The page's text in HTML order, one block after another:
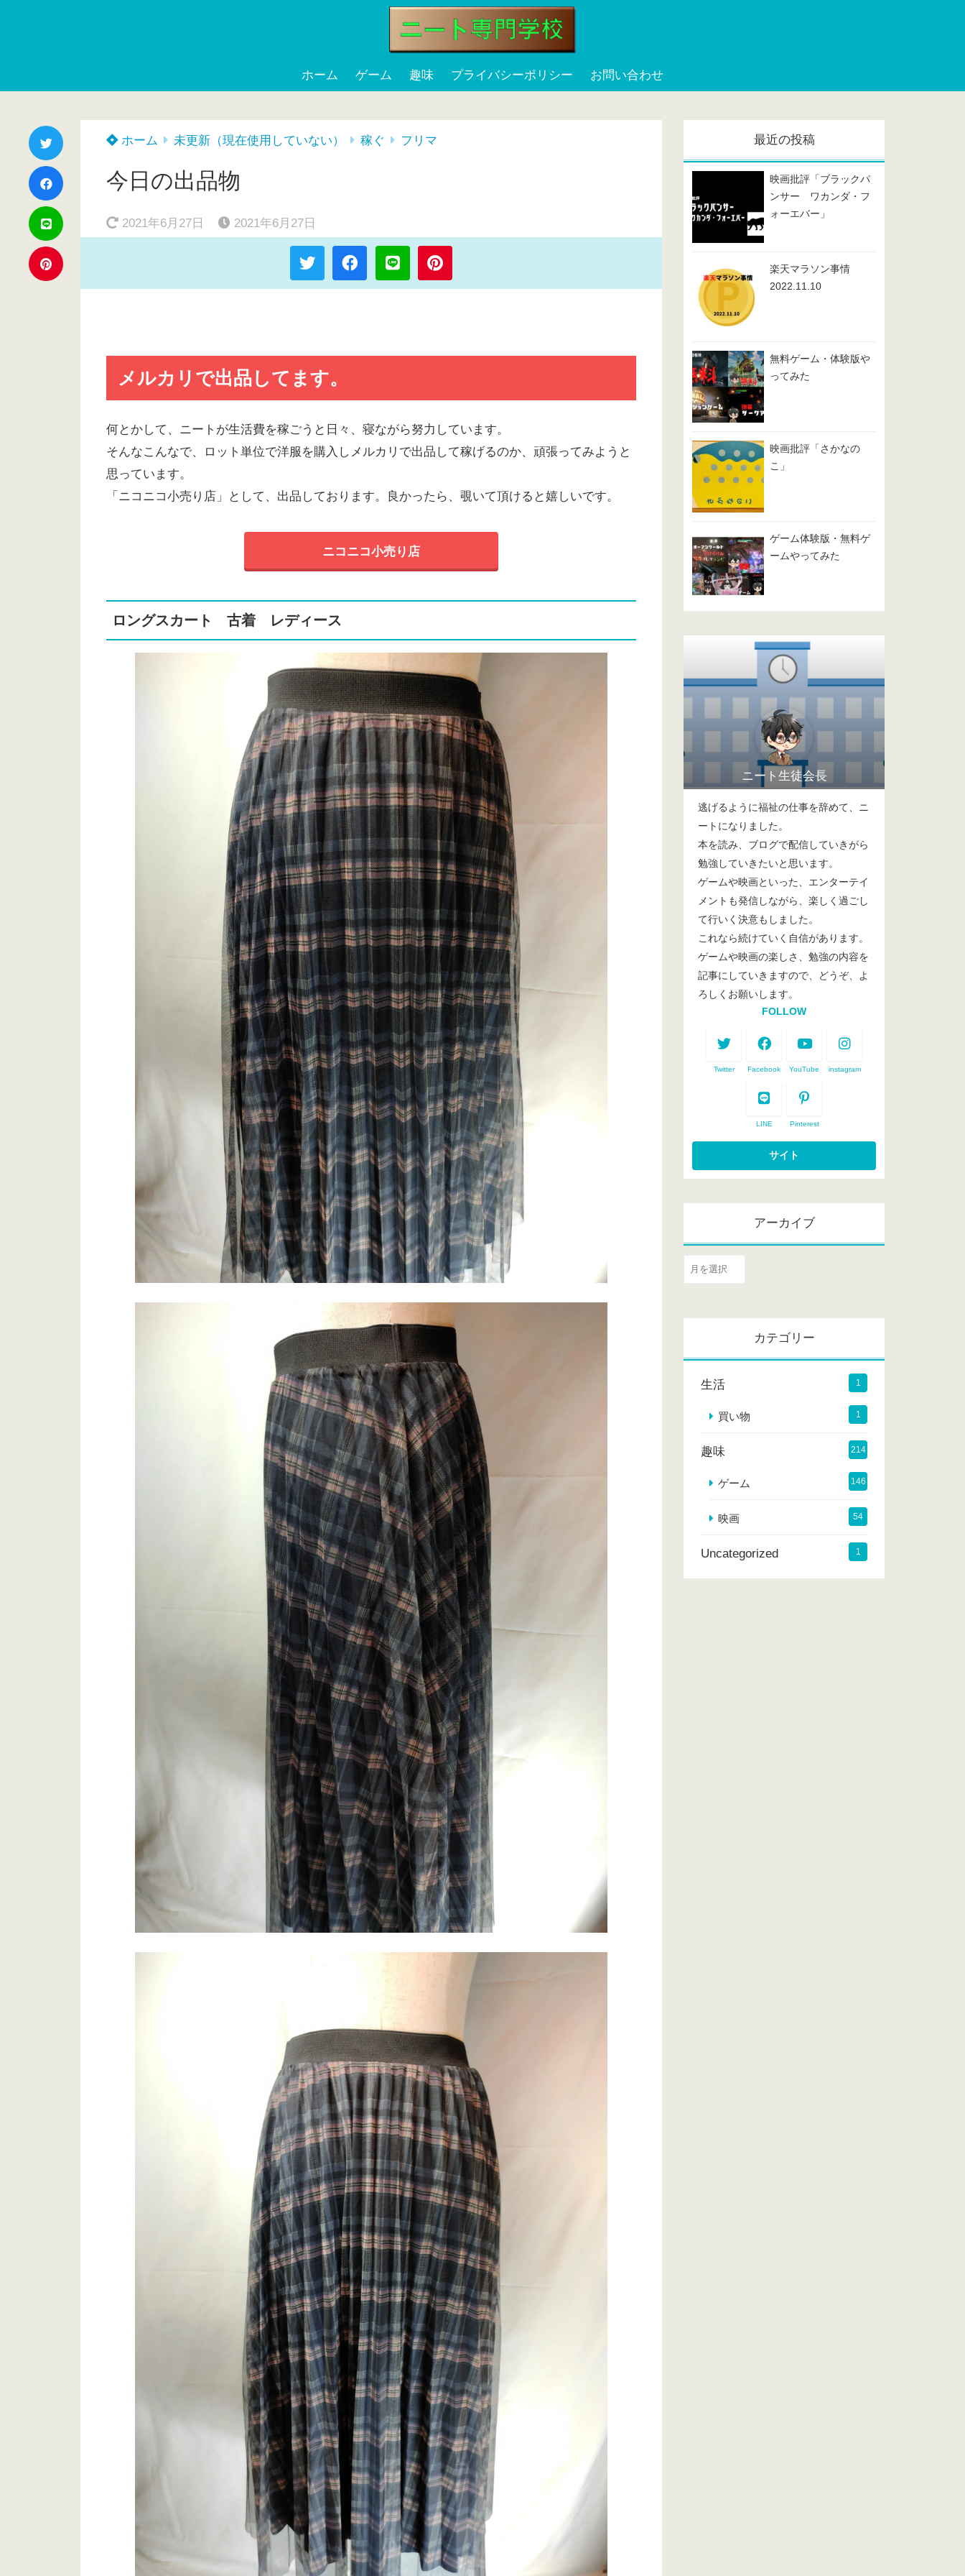
ホーム ゲーム 趣味 プライバシーポリシー お問い合わせ
ホーム 未更新（現在使用していない） 稼ぐ フリマ
今日の出品物
2021年6月27日 2021年6月27日
メルカリで出品してます。
何とかして、ニートが生活費を稼ごうと日々、寝ながら努力しています。
そんなこんなで、ロット単位で洋服を購入しメルカリで出品して稼げるのか、頑張ってみようと
思っています。
「ニコニコ小売り店」として、出品しております。良かったら、覗いて頂けると嬉しいです。
ニコニコ小売り店
ロングスカート 古着 レディース
最近の投稿
映画批評「ブラックパ
ンサー ワカンダ・フ
ォーエバー」
楽天マラソン事情
2022.11.10
無料ゲーム・体験版や
ってみた
映画批評「さかなの
こ」
ゲーム体験版・無料ゲ
ームやってみた
ニート生徒会長
逃げるように福祉の仕事を辞めて、ニ
ートになりました。
本を読み、ブログで配信していきがら
勉強していきたいと思います。
ゲームや映画といった、エンターテイ
メントも発信しながら、楽しく過ごし
て行いく決意もしました。
これなら続けていく自信があります。
ゲームや映画の楽しさ、勉強の内容を
記事にしていきますので、どうぞ、よ
ろしくお願いします。
FOLLOW
Twitter Facebook YouTube instagram
LINE Pinterest
アーカイブ
ア
ー
イ
カテゴリー
生活 1
買い物 1
趣味 214
ゲーム 146
映画 54
Uncategorized 1